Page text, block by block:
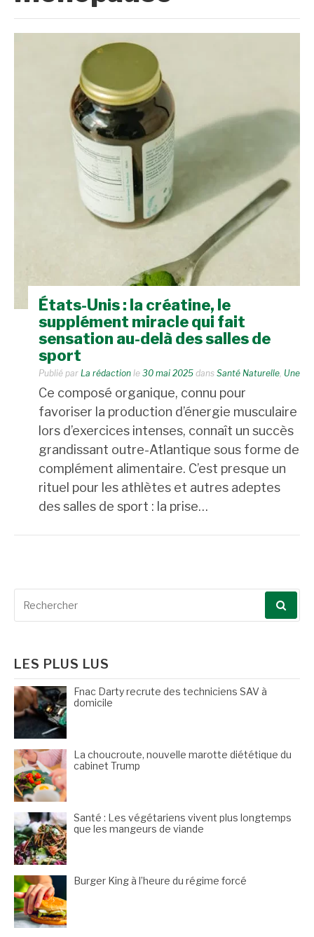
États-Unis : la créatine, le
supplément miracle qui fait
sensation au-delà des salles de
sport
Publié par La rédaction le 30 mai 2025 dans Santé Naturelle, Une
Ce composé organique, connu pour
favoriser la production d’énergie musculaire
lors d’exercices intenses, connaît un succès
grandissant outre-Atlantique sous forme de
complément alimentaire. C’est presque un
rituel pour les athlètes et autres adeptes
des salles de sport : la prise…
LES PLUS LUS
Fnac Darty recrute des techniciens SAV à
domicile
La choucroute, nouvelle marotte diététique du
cabinet Trump
Santé : Les végétariens vivent plus longtemps
que les mangeurs de viande
Burger King à l’heure du régime forcé